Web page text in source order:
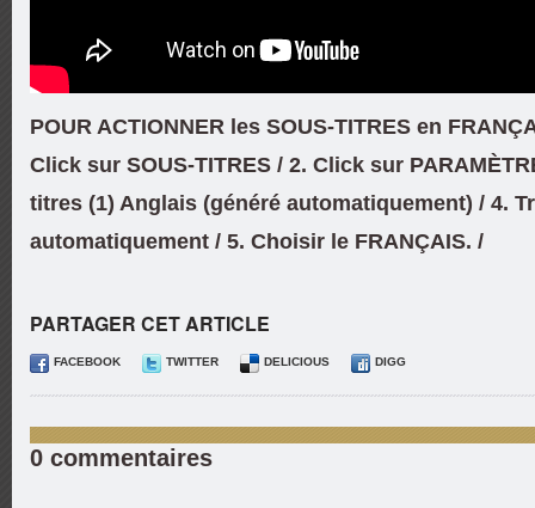
POUR ACTIONNER les SOUS-TITRES en
Click sur SOUS-TITRES / 2. Click sur
titres (1) Anglais (généré automatiquement) / 4.
automatiquement / 5. Choisir le FRANÇAIS. /
PARTAGER CET ARTICLE
FACEBOOK TWITTER DELICIOUS DIGG
0 commentaires